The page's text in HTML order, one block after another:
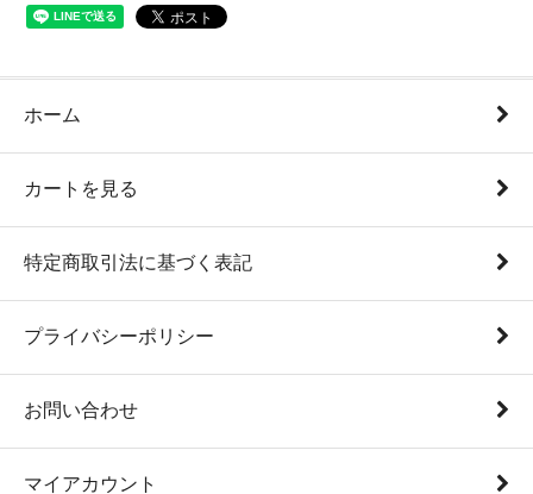
ホーム
カートを見る
特定商取引法に基づく表記
プライバシーポリシー
お問い合わせ
マイアカウント